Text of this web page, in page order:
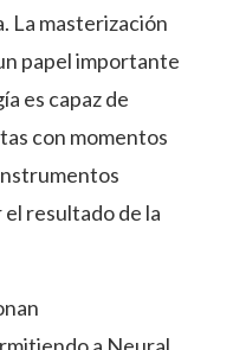
La masterización
papel importante
es capaz de
con momentos
resultado de la